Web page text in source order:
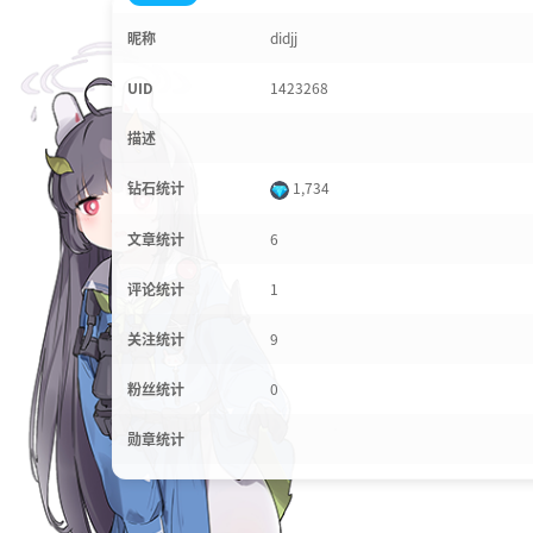
昵称 didjj
UID 1423268
描述
钻石统计 1,734
文章统计 6
评论统计 1
关注统计 9
粉丝统计 0
勋章统计